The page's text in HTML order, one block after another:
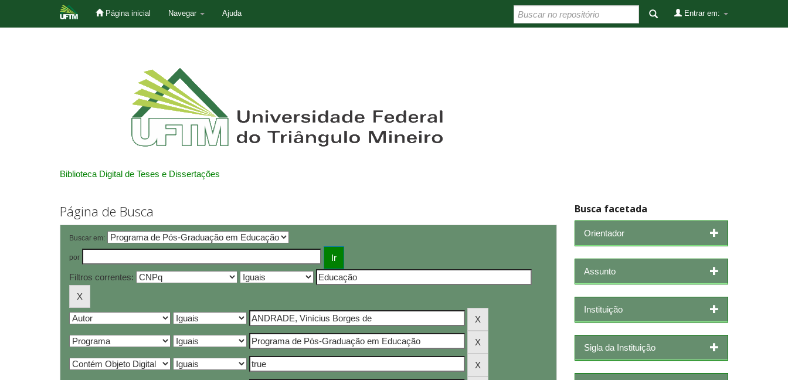
Página inicial Navegar Ajuda Entrar em:
Biblioteca Digital de Teses e Dissertações
Página de Busca
Buscar em:
por
Filtros correntes:
Busca facetada
Orientador
Assunto
Instituição
Sigla da Instituição